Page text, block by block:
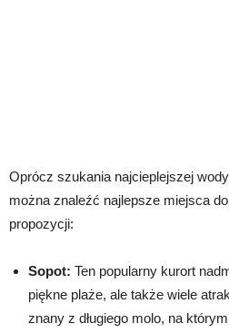
Oprócz szukania najcieplejszej
można znaleźć najlepsze miejsca
propozycji:
Sopot: Ten popularny kurort
piękne plaże, ale także wiele
znany z długiego molo, na